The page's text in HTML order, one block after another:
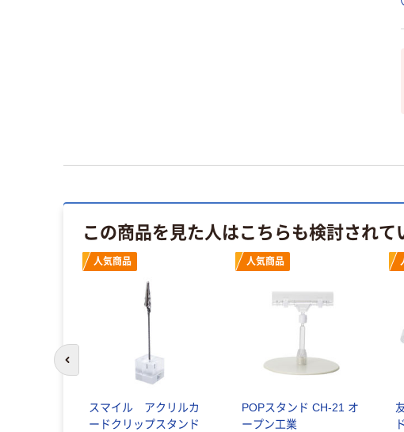
この商品を見た人はこちらも検討されて
人気商品
スマイル アクリルカ
ードクリップスタンド
人気商品
POPスタンド CH-21 オ
ープン工業
前のスライドへ